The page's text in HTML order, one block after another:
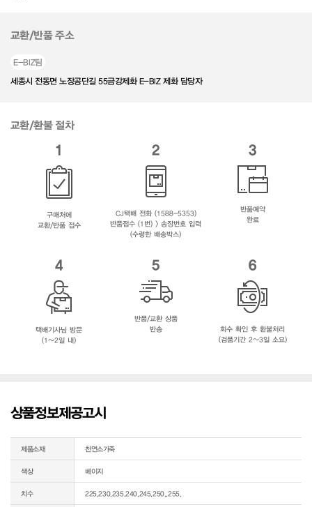
교환/반품 주소
E-BIZ팀
세종시 전동면 노장공단길 55금강제화 E-BIZ 제화 담당자
교환/환불 절차
1
구매처에
교환/반품 접수
2
CJ택배 전화 (1588-5353)
반품접수 (1번) > 송장번호 입력
(수령한 배송박스)
3
반품예약
완료
4
택배기사님 방문
(1~2일 내)
5
반품/교환 상품
반송
6
회수 확인 후 환불처리
(검품기간 2~3일 소요)
상품정보제공고시
제품소재 천연소가죽
색상 베이지
치수 225,230,235,240,245,250,,255,